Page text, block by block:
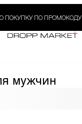
ПОКУПКУ ПО ПРОМОКОДУ
мужчин